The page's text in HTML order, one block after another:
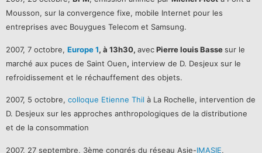
Mousson, sur la convergence fixe, mobile Internet pour les
entreprises avec Bouygues Telecom et Samsung.
2007, 7 octobre, Europe 1, à 13h30, avecPierre louis Bassesur le
marché aux puces de Saint Ouen, interview de D. Desjeux sur le
refroidissement et le réchauffement des objets.
2007, 5 octobre, colloque Etienne Thil à La Rochelle, intervention de
D. Desjeux sur les approches anthropologiques de la distributione
et de la consommation
2007, 27 septembre, 3ème congrés du réseau Asie-IMASIE,